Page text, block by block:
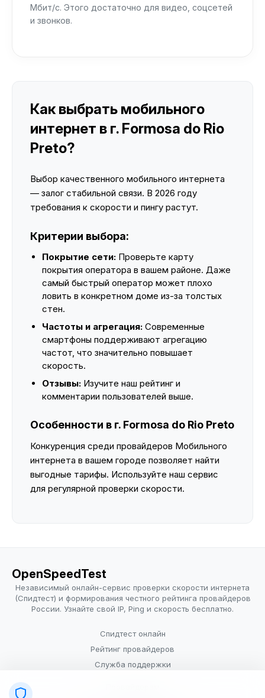
Мбит/с. Этого достаточно для видео, соцсетей
и звонков.
Как выбрать мобильного
интернет в г. Formosa do Rio
Preto?
Выбор качественного мобильного интернета
— залог стабильной связи. В 2026 году
требования к скорости и пингу растут.
Критерии выбора:
Покрытие сети: Проверьте карту
покрытия оператора в вашем районе. Даже
самый быстрый оператор может плохо
ловить в конкретном доме из-за толстых
стен.
Частоты и агрегация: Современные
смартфоны поддерживают агрегацию
частот, что значительно повышает
скорость.
Отзывы: Изучите наш рейтинг и
комментарии пользователей выше.
Особенности в г. Formosa do Rio Preto
Конкуренция среди провайдеров Мобильного
интернета в вашем городе позволяет найти
выгодные тарифы. Используйте наш сервис
для регулярной проверки скорости.
OpenSpeedTest
Независимый онлайн-сервис проверки скорости интернета
(Спидтест) и формирования честного рейтинга провайдеров
России. Узнайте свой IP, Ping и скорость бесплатно.
Спидтест онлайн
Рейтинг провайдеров
Служба поддержки